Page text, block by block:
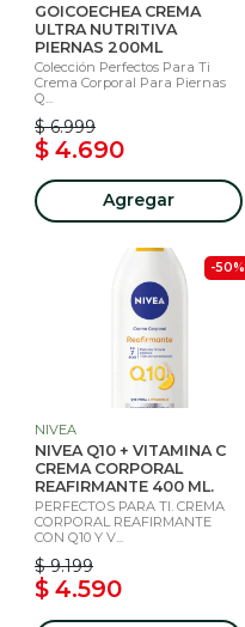
GOICOECHEA CREMA
ULTRA NUTRITIVA
PIERNAS 200ML
Colección Perfectos Para Ti
Crema Corporal Para Piernas
Q...
$ 6.999
$ 4.690
Agregar
-50%
NIVEA
NIVEA Q10 + VITAMINA C
CREMA CORPORAL
REAFIRMANTE 400 ML.
PERFECTOS PARA TI. CREMA
CORPORAL REAFIRMANTE
CON Q10 Y V...
$ 9.199
$ 4.590